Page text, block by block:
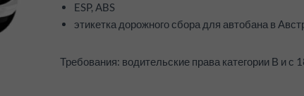
ESP, ABS
этикетка дорожного сбора для автобана в
Требования: водительские права категории В и с